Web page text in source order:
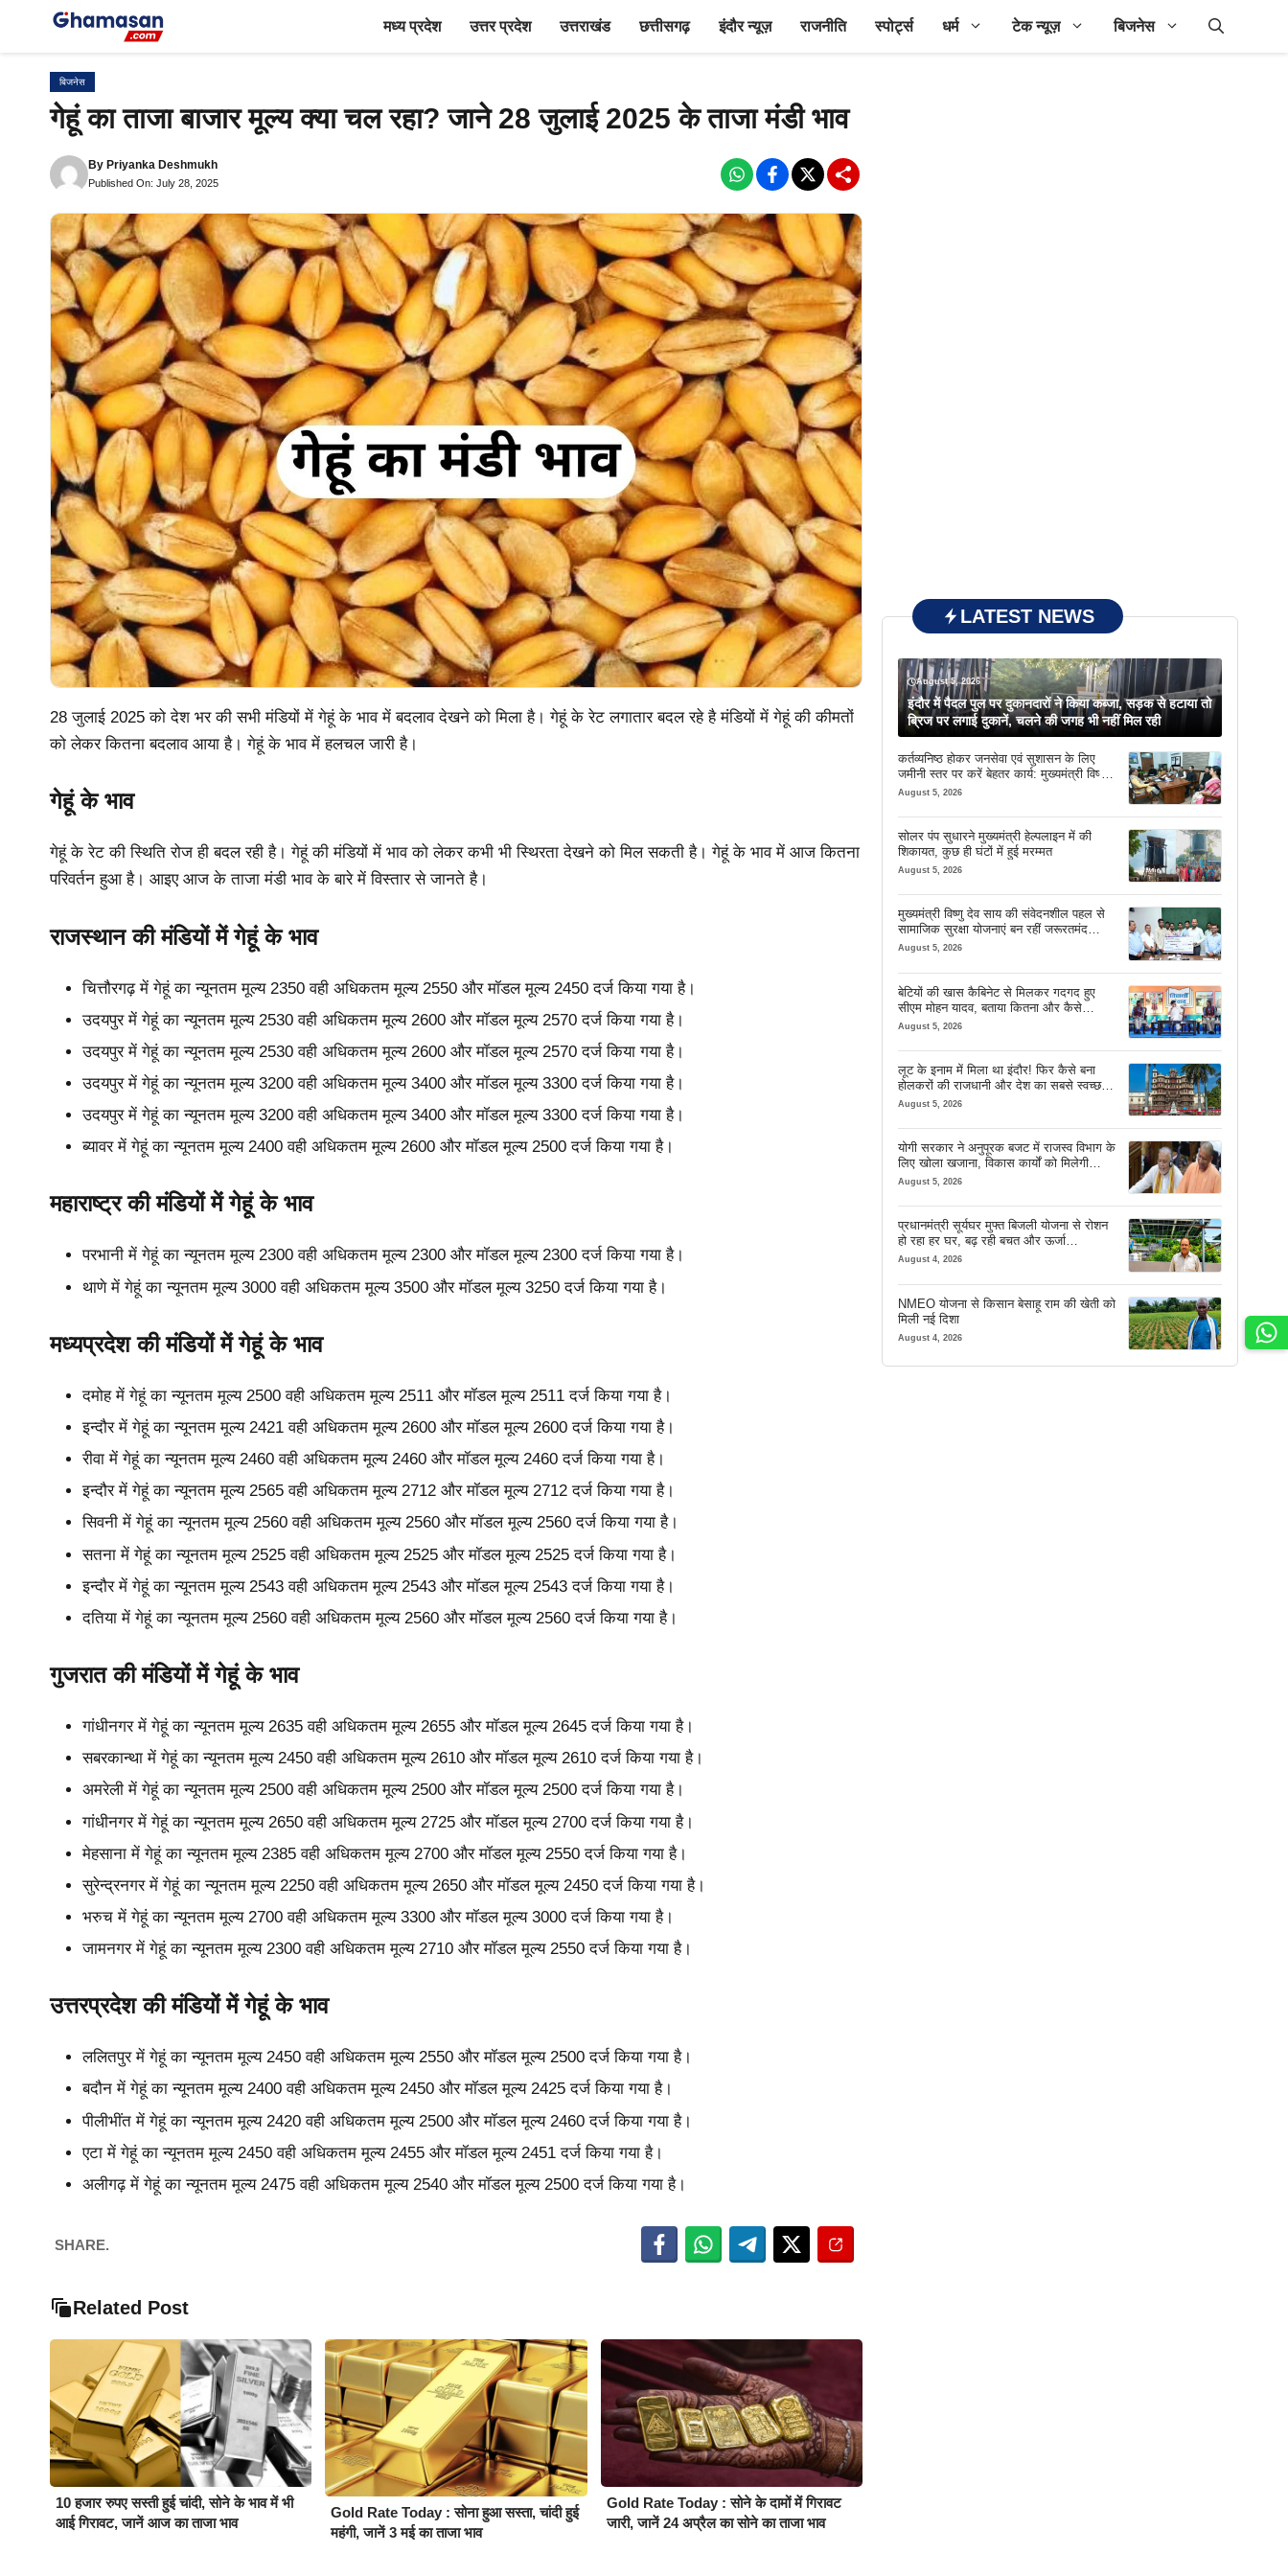
मध्य प्रदेश उत्तर प्रदेश उत्तराखंड छत्तीसगढ़ इंदौर न्यूज़ राजनीति स्पोर्ट्स धर्म टेक न्यूज़ बिजनेस
बिजनेस
गेहूं का ताजा बाजार मूल्य क्या चल रहा? जाने 28 जुलाई 2025 के ताजा मंडी भाव
By Priyanka Deshmukh
Published On: July 28, 2025
28 जुलाई 2025 को देश भर की सभी मंडियों में गेहूं के भाव में बदलाव देखने को मिला है। गेहूं के रेट लगातार बदल रहे है मंडियों में गेहूं की कीमतों
को लेकर कितना बदलाव आया है। गेहूं के भाव में हलचल जारी है।
गेहूं के भाव
गेहूं के रेट की स्थिति रोज ही बदल रही है। गेहूं की मंडियों में भाव को लेकर कभी भी स्थिरता देखने को मिल सकती है। गेहूं के भाव में आज कितना
परिवर्तन हुआ है। आइए आज के ताजा मंडी भाव के बारे में विस्तार से जानते है।
राजस्थान की मंडियों में गेहूं के भाव
चित्तौरगढ़ में गेहूं का न्यूनतम मूल्य 2350 वही अधिकतम मूल्य 2550 और मॉडल मूल्य 2450 दर्ज किया गया है।
उदयपुर में गेहूं का न्यूनतम मूल्य 2530 वही अधिकतम मूल्य 2600 और मॉडल मूल्य 2570 दर्ज किया गया है।
उदयपुर में गेहूं का न्यूनतम मूल्य 2530 वही अधिकतम मूल्य 2600 और मॉडल मूल्य 2570 दर्ज किया गया है।
उदयपुर में गेहूं का न्यूनतम मूल्य 3200 वही अधिकतम मूल्य 3400 और मॉडल मूल्य 3300 दर्ज किया गया है।
उदयपुर में गेहूं का न्यूनतम मूल्य 3200 वही अधिकतम मूल्य 3400 और मॉडल मूल्य 3300 दर्ज किया गया है।
ब्यावर में गेहूं का न्यूनतम मूल्य 2400 वही अधिकतम मूल्य 2600 और मॉडल मूल्य 2500 दर्ज किया गया है।
महाराष्ट्र की मंडियों में गेहूं के भाव
परभानी में गेहूं का न्यूनतम मूल्य 2300 वही अधिकतम मूल्य 2300 और मॉडल मूल्य 2300 दर्ज किया गया है।
थाणे में गेहूं का न्यूनतम मूल्य 3000 वही अधिकतम मूल्य 3500 और मॉडल मूल्य 3250 दर्ज किया गया है।
मध्यप्रदेश की मंडियों में गेहूं के भाव
दमोह में गेहूं का न्यूनतम मूल्य 2500 वही अधिकतम मूल्य 2511 और मॉडल मूल्य 2511 दर्ज किया गया है।
इन्दौर में गेहूं का न्यूनतम मूल्य 2421 वही अधिकतम मूल्य 2600 और मॉडल मूल्य 2600 दर्ज किया गया है।
रीवा में गेहूं का न्यूनतम मूल्य 2460 वही अधिकतम मूल्य 2460 और मॉडल मूल्य 2460 दर्ज किया गया है।
इन्दौर में गेहूं का न्यूनतम मूल्य 2565 वही अधिकतम मूल्य 2712 और मॉडल मूल्य 2712 दर्ज किया गया है।
सिवनी में गेहूं का न्यूनतम मूल्य 2560 वही अधिकतम मूल्य 2560 और मॉडल मूल्य 2560 दर्ज किया गया है।
सतना में गेहूं का न्यूनतम मूल्य 2525 वही अधिकतम मूल्य 2525 और मॉडल मूल्य 2525 दर्ज किया गया है।
इन्दौर में गेहूं का न्यूनतम मूल्य 2543 वही अधिकतम मूल्य 2543 और मॉडल मूल्य 2543 दर्ज किया गया है।
दतिया में गेहूं का न्यूनतम मूल्य 2560 वही अधिकतम मूल्य 2560 और मॉडल मूल्य 2560 दर्ज किया गया है।
गुजरात की मंडियों में गेहूं के भाव
गांधीनगर में गेहूं का न्यूनतम मूल्य 2635 वही अधिकतम मूल्य 2655 और मॉडल मूल्य 2645 दर्ज किया गया है।
सबरकान्था में गेहूं का न्यूनतम मूल्य 2450 वही अधिकतम मूल्य 2610 और मॉडल मूल्य 2610 दर्ज किया गया है।
अमरेली में गेहूं का न्यूनतम मूल्य 2500 वही अधिकतम मूल्य 2500 और मॉडल मूल्य 2500 दर्ज किया गया है।
गांधीनगर में गेहूं का न्यूनतम मूल्य 2650 वही अधिकतम मूल्य 2725 और मॉडल मूल्य 2700 दर्ज किया गया है।
मेहसाना में गेहूं का न्यूनतम मूल्य 2385 वही अधिकतम मूल्य 2700 और मॉडल मूल्य 2550 दर्ज किया गया है।
सुरेन्द्रनगर में गेहूं का न्यूनतम मूल्य 2250 वही अधिकतम मूल्य 2650 और मॉडल मूल्य 2450 दर्ज किया गया है।
भरुच में गेहूं का न्यूनतम मूल्य 2700 वही अधिकतम मूल्य 3300 और मॉडल मूल्य 3000 दर्ज किया गया है।
जामनगर में गेहूं का न्यूनतम मूल्य 2300 वही अधिकतम मूल्य 2710 और मॉडल मूल्य 2550 दर्ज किया गया है।
उत्तरप्रदेश की मंडियों में गेहूं के भाव
ललितपुर में गेहूं का न्यूनतम मूल्य 2450 वही अधिकतम मूल्य 2550 और मॉडल मूल्य 2500 दर्ज किया गया है।
बदौन में गेहूं का न्यूनतम मूल्य 2400 वही अधिकतम मूल्य 2450 और मॉडल मूल्य 2425 दर्ज किया गया है।
पीलीभींत में गेहूं का न्यूनतम मूल्य 2420 वही अधिकतम मूल्य 2500 और मॉडल मूल्य 2460 दर्ज किया गया है।
एटा में गेहूं का न्यूनतम मूल्य 2450 वही अधिकतम मूल्य 2455 और मॉडल मूल्य 2451 दर्ज किया गया है।
अलीगढ़ में गेहूं का न्यूनतम मूल्य 2475 वही अधिकतम मूल्य 2540 और मॉडल मूल्य 2500 दर्ज किया गया है।
SHARE.
Related Post
10 हजार रुपए सस्ती हुई चांदी, सोने के भाव में भी
आई गिरावट, जानें आज का ताजा भाव
Gold Rate Today : सोना हुआ सस्ता, चांदी हुई
महंगी, जानें 3 मई का ताजा भाव
Gold Rate Today : सोने के दामों में गिरावट
जारी, जानें 24 अप्रैल का सोने का ताजा भाव
LATEST NEWS
August 5, 2026
इंदौर में पैदल पुल पर दुकानदारों ने किया कब्जा, सड़क से हटाया तो
ब्रिज पर लगाई दुकानें, चलने की जगह भी नहीं मिल रही
कर्तव्यनिष्ठ होकर जनसेवा एवं सुशासन के लिए
जमीनी स्तर पर करें बेहतर कार्य: मुख्यमंत्री विष्णु
देव साय
August 5, 2026
सोलर पंप सुधारने मुख्यमंत्री हेल्पलाइन में की
शिकायत, कुछ ही घंटों में हुई मरम्मत
August 5, 2026
मुख्यमंत्री विष्णु देव साय की संवेदनशील पहल से
सामाजिक सुरक्षा योजनाएं बन रहीं जरूरतमंद
परिवारों का मजबूत सहारा
August 5, 2026
बेटियों की खास कैबिनेट से मिलकर गदगद हुए
सीएम मोहन यादव, बताया कितना और कैसे
इस्तेमाल करें AI
August 5, 2026
लूट के इनाम में मिला था इंदौर! फिर कैसे बना
होलकरों की राजधानी और देश का सबसे स्वच्छ
शहर? जानें पूरी कहानी
August 5, 2026
योगी सरकार ने अनुपूरक बजट में राजस्व विभाग के
लिए खोला खजाना, विकास कार्यों को मिलेगी
रफ्तार
August 5, 2026
प्रधानमंत्री सूर्यघर मुफ्त बिजली योजना से रोशन
हो रहा हर घर, बढ़ रही बचत और ऊर्जा
आत्मनिर्भरता
August 4, 2026
NMEO योजना से किसान बेसाहू राम की खेती को
मिली नई दिशा
August 4, 2026